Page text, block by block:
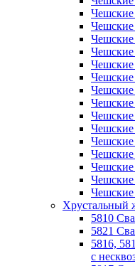
Чешские
Чешские
Чешские
Чешские
Чешские
Чешские
Чешские
Чешские
Чешские
Чешские
Хрустальный
5810
5821
5816,
с